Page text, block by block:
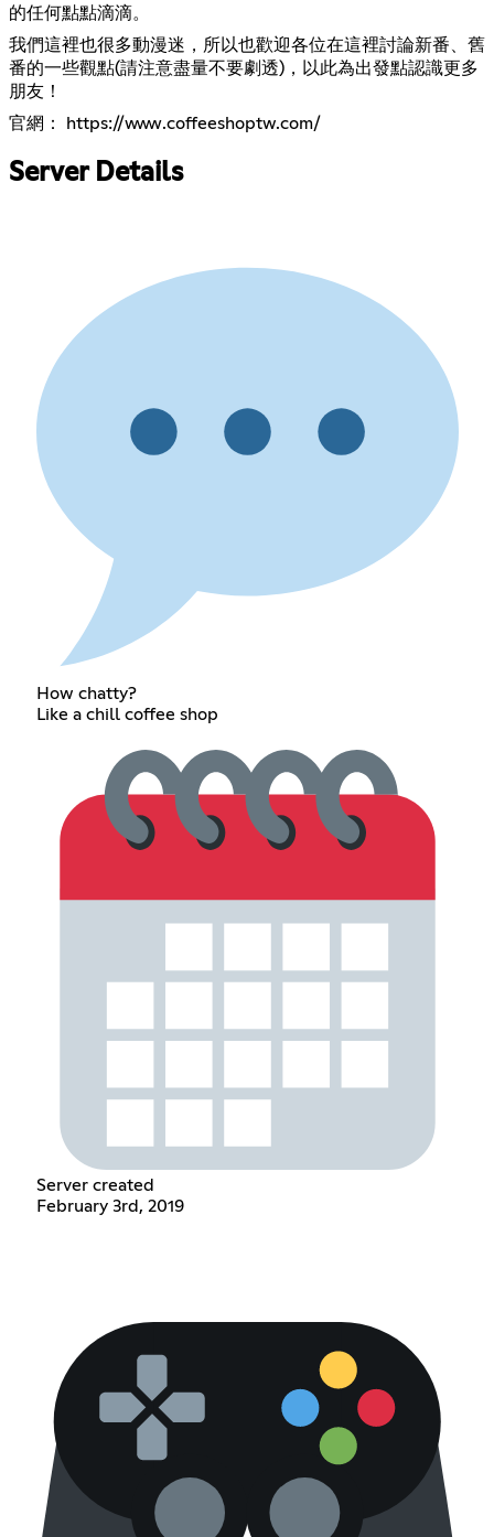
的任何點點滴滴。
我們這裡也很多動漫迷，所以也歡迎各位在這裡討論新番、舊
番的一些觀點(請注意盡量不要劇透)，以此為出發點認識更多
朋友！
官網：
https://www.coffeeshoptw.com/
Server Details
How chatty?
Like a chill coffee shop
Server created
February 3rd, 2019